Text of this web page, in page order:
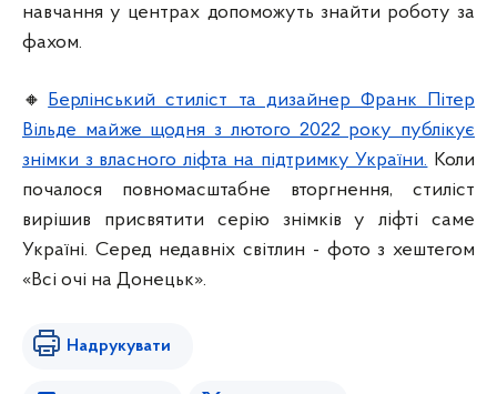
навчання у центрах допоможуть знайти роботу за
фахом.
🔸 Берлінський стиліст та дизайнер Франк Пітер
Вільде майже щодня з лютого 2022 року публікує
знімки з власного ліфта на підтримку України. Коли
почалося повномасштабне вторгнення, стиліст
вирішив присвятити серію знімків у ліфті саме
Україні. Серед недавніх світлин - фото з хештегом
«Всі очі на Донецьк».
Надрукувати